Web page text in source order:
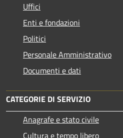
Uffici
Enti e fondazioni
Politici
Personale Amministrativo
Documenti e dati
CATEGORIE DI SERVIZIO
Anagrafe e stato civile
Cultura e tempo libero